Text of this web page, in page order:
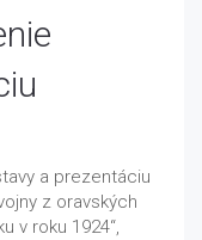
a prezentáciu
z oravských
v roku 1924“,